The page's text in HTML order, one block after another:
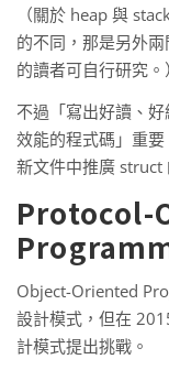
（關於 heap 與
的不同，那是另外
的讀者可自行研究。）
不過「寫出好讀、
效能的程式碼」重
新文件中推廣 struct
Protocol-
Object-Oriented
設計模式，但在
計模式提出挑戰。